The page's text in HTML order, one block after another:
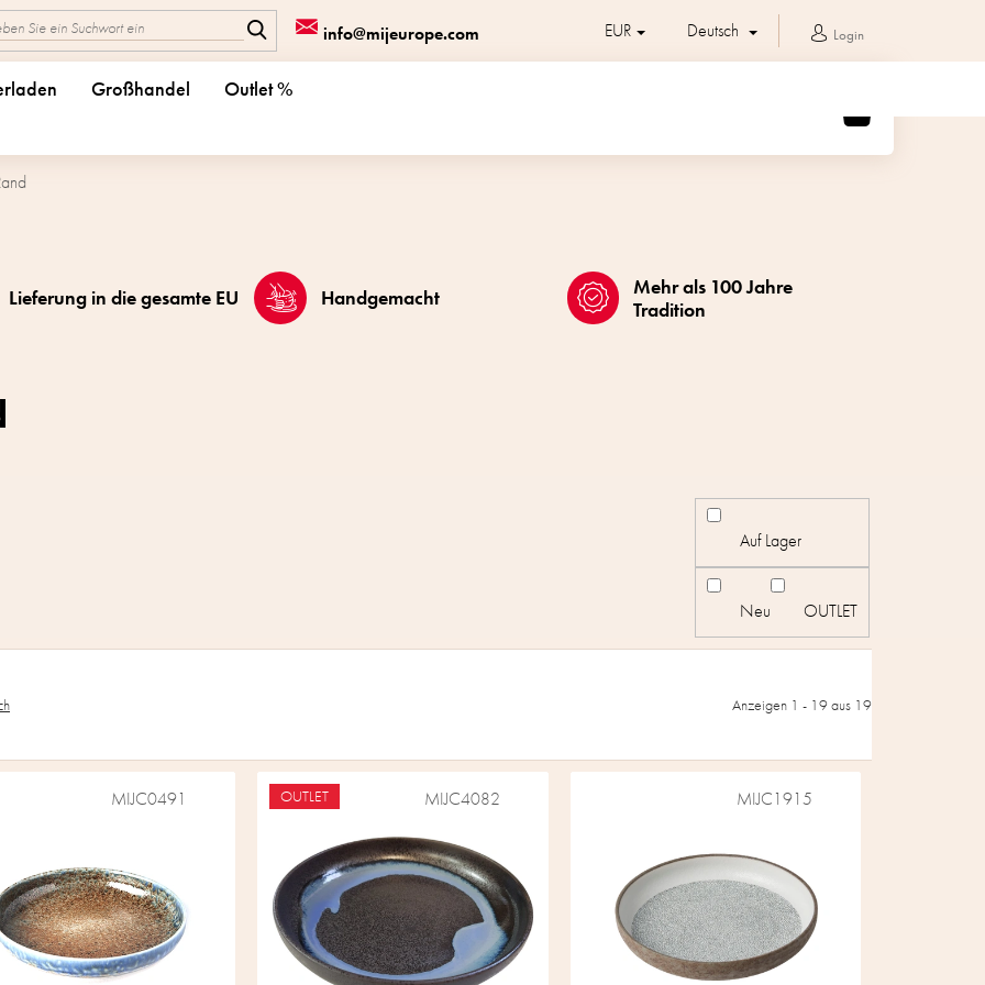
info@mijeurope.com EUR Deutsch Login
WARENKORB
Großhandel Outlet %
Anzeigen 1 - 19aus 19
Auf Lager
Neu OUTLET
MIJC0491 OUTLET MIJC4082 MIJC1915
Lieferung in die gesamte EU Handgemacht
Mehr als 100 Jahre
Tradition